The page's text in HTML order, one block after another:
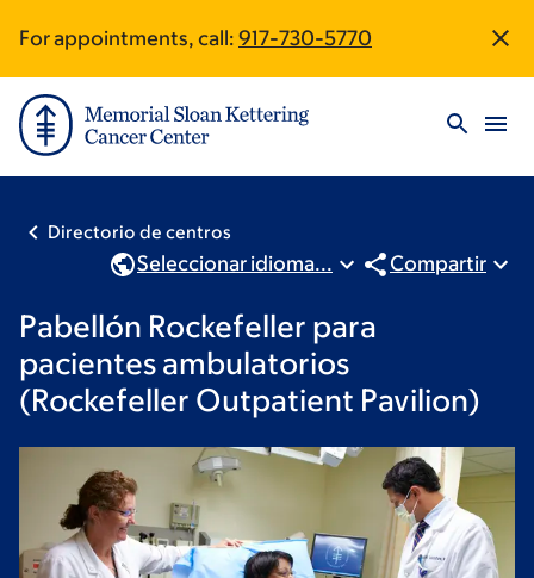
contenido
principal
to
footer
For appointments, call: 917-730-5770
Directorio de centros
Seleccionar idioma... Compartir
Pabellón Rockefeller para
pacientes ambulatorios
(Rockefeller Outpatient Pavilion)
Site
Footer